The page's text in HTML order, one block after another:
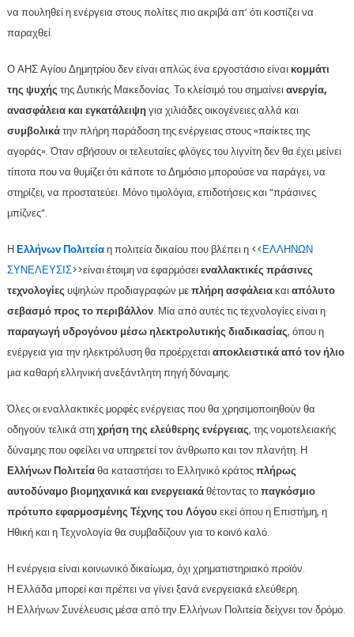
να πουληθεί η ενέργεια στους πολίτες πιο ακριβά απ’ ότι κοστίζει να
παραχθεί.
Ο ΑΗΣ Αγίου Δημητρίου δεν είναι απλώς ένα εργοστάσιο είναι κομμάτι
της ψυχήςτης Δυτικής Μακεδονίας. Το κλείσιμό του σημαίνειανεργία,
ανασφάλεια και εγκατάλειψηγια χιλιάδες οικογένειες αλλά και
συμβολικάτην πλήρη παράδοση της ενέργειας στους «παίκτες της
αγοράς». Όταν σβήσουν οι τελευταίες φλόγες του λιγνίτη δεν θα έχει μείνει
τίποτα που να θυμίζει ότι κάποτε το Δημόσιο μπορούσε να παράγει, να
στηρίζει, να προστατεύει. Μόνο τιμολόγια, επιδοτήσεις και “πράσινες
μπίζνες”.
ΗΕλλήνων Πολιτείαη πολιτεία δικαίου που βλέπει η <<ΕΛΛΗΝΩΝ
ΣΥΝΕΛΕΥΣΙΣ>>είναι έτοιμη να εφαρμόσειεναλλακτικές πράσινες
τεχνολογίεςυψηλών προδιαγραφών μεπλήρη ασφάλειακαιαπόλυτο
σεβασμό προς το περιβάλλον. Μία από αυτές τις τεχνολογίες είναι η
παραγωγή υδρογόνου μέσω ηλεκτρολυτικής διαδικασίας, όπου η
ενέργεια για την ηλεκτρόλυση θα προέρχεταιαποκλειστικά από τον ήλιο
μια καθαρή ελληνική ανεξάντλητη πηγή δύναμης.
Όλες οι εναλλακτικές μορφές ενέργειας που θα χρησιμοποιηθούν θα
οδηγούν τελικά στηχρήση της ελεύθερης ενέργειας, της νομοτελειακής
δύναμης που οφείλει να υπηρετεί τον άνθρωπο και τον πλανήτη. Η
Ελλήνων Πολιτείαθα καταστήσει το Ελληνικό κράτοςπλήρως
αυτοδύναμο βιομηχανικά και ενεργειακάθέτοντας τοπαγκόσμιο
πρότυπο εφαρμοσμένης Τέχνης του Λόγου εκεί όπου η Επιστήμη, η
Ηθική και η Τεχνολογία θα συμβαδίζουν για το κοινό καλό.
Η ενέργεια είναι κοινωνικό δικαίωμα, όχι χρηματιστηριακό προϊόν.
Η Ελλάδα μπορεί και πρέπει να γίνει ξανά ενεργειακά ελεύθερη.
Η Ελλήνων Συνέλευσις μέσα από την Ελλήνων Πολιτεία δείχνει τον δρόμο.